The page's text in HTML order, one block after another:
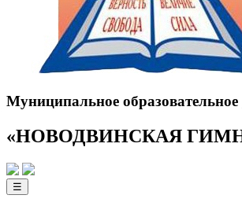
Муниципальное образовательное
«НОВОДВИНСКАЯ
☰